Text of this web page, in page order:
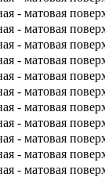
- матовая
- матовая
- матовая
- матовая
- матовая
- матовая
- матовая
- матовая
- матовая
- матовая
- матовая